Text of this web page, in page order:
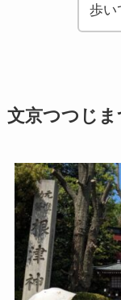
歩い
文京つつじま